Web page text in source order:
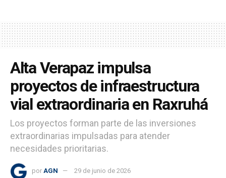
Alta Verapaz impulsa
proyectos de infraestructura
vial extraordinaria en Raxruhá
Los proyectos forman parte de las inversiones
extraordinarias impulsadas para atender
necesidades prioritarias.
por AGN 29 de junio de 2026